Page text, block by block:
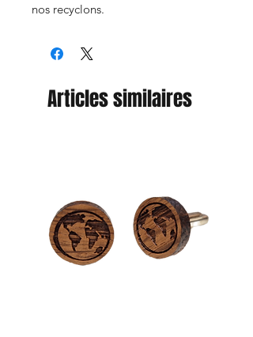
nos recyclons.
Articles similaires